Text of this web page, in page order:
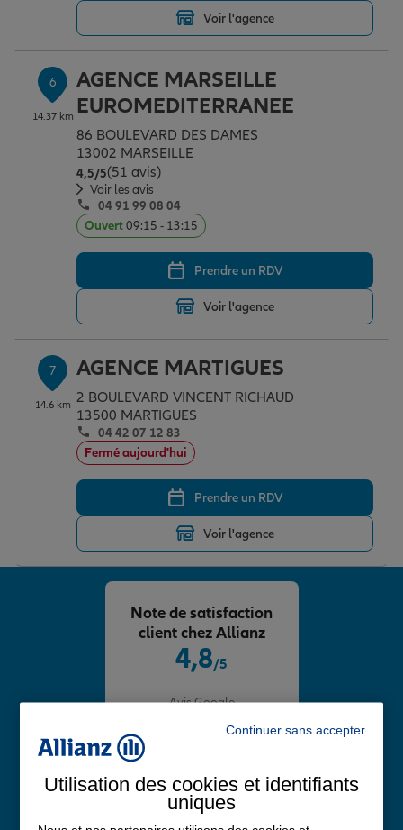
Voir l'agence
6
14.37 km
AGENCE MARSEILLE
EUROMEDITERRANEE
86 BOULEVARD DES DAMES
13002 MARSEILLE
4,5/5Note de 4.5 sur 5
(51 avis)
Voir les avis
04 91 99 08 04
Ouvert09:15 - 13:15
Prendre un RDV
Voir l'agence
7
14.6 km
AGENCE MARTIGUES
2 BOULEVARD VINCENT RICHAUD
13500 MARTIGUES
04 42 07 12 83
Fermé aujourd'hui
Prendre un RDV
Voir l'agence
4,8/5
Avis Google
Note de satisfaction
client chez Allianz
Continuer sans accepter
Utilisation des cookies et identifiants
uniques